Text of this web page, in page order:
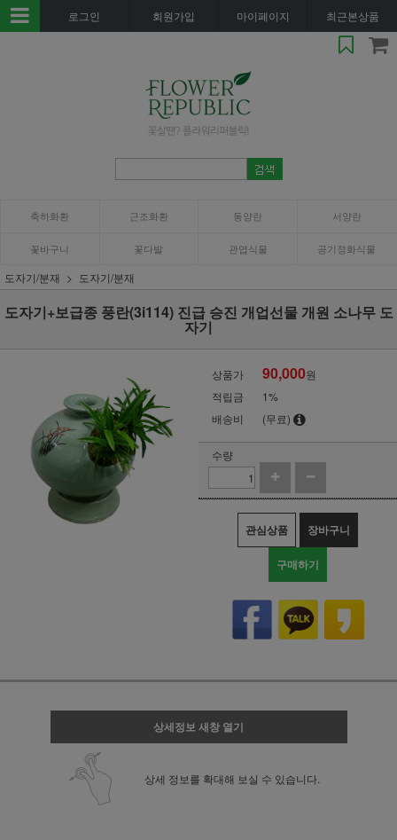
로그인 회원가입 마이페이지 최근본상품
축하화환 근조화환 동양란 서양란
꽃바구니 꽃다발 관엽식물 공기정화식물
도자기/분재 도자기/분재
도자기+보급종 풍란(3i114) 진급 승진 개업선물 개원 소나무 도
자기
상품가 90,000원
적립금
1%
배송비
(무료)
수량
관심상품 장바구니
구매하기
상세정보 새창 열기
상세 정보를 확대해 보실 수 있습니다.